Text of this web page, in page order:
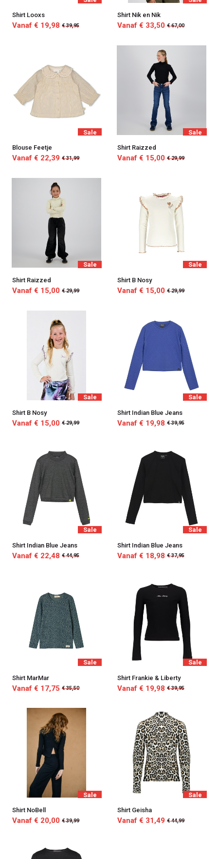
Shirt Looxs
Vanaf € 19,98 € 39,95
Shirt Nik en Nik
Vanaf € 33,50 € 67,00
Sale
Blouse Feetje
Vanaf € 22,39 € 31,99
Sale
Shirt Raizzed
Vanaf € 15,00 € 29,99
Sale
Shirt Raizzed
Vanaf € 15,00 € 29,99
Sale
Shirt B Nosy
Vanaf € 15,00 € 29,99
Sale
Shirt B Nosy
Vanaf € 15,00 € 29,99
Sale
Shirt Indian Blue Jeans
Vanaf € 19,98 € 39,95
Sale
Shirt Indian Blue Jeans
Vanaf € 22,48 € 44,95
Sale
Shirt Indian Blue Jeans
Vanaf € 18,98 € 37,95
Sale
Shirt MarMar
Vanaf € 17,75 € 35,50
Sale
Shirt Frankie & Liberty
Vanaf € 19,98 € 39,95
Sale
Shirt NoBell
Vanaf € 20,00 € 39,99
Sale
Shirt Geisha
Vanaf € 31,49 € 44,99